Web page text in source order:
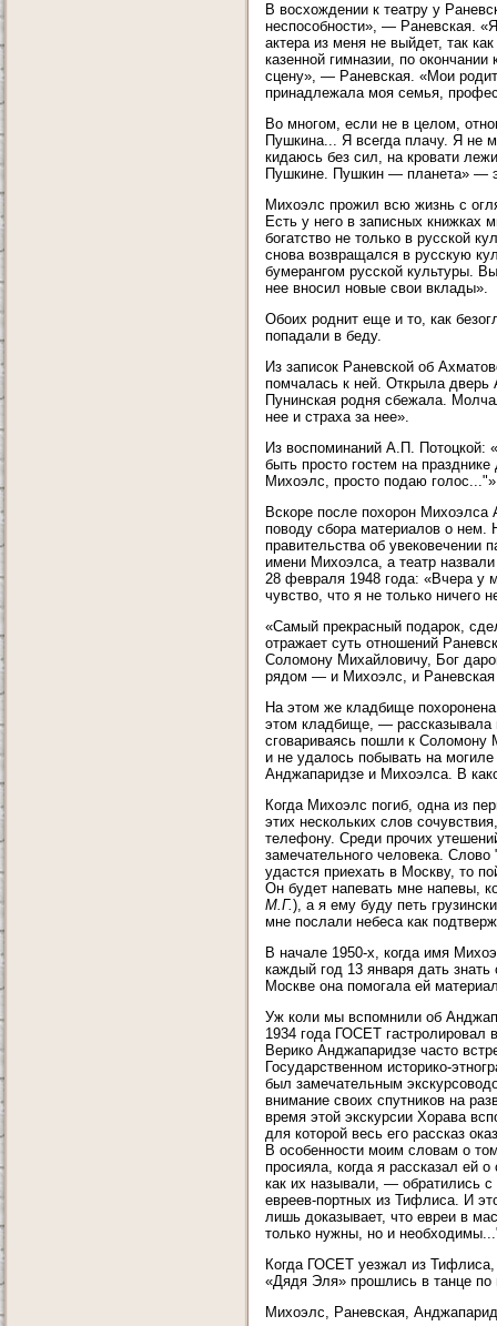
В восхождении к театру у
неспособности», — Раневская.
актера из меня не выйдет, так
казенной гимназии, по
сцену», — Раневская. «Мои
принадлежала моя семья,
Во многом, если не в целом,
Пушкина... Я всегда плачу. Я не
кидаюсь без сил, на кровати
Пушкине. Пушкин — планета» —
Михоэлс прожил всю жизнь с
Есть у него в записных
богатство не только в русской
снова возвращался в русскую
бумерангом русской культуры.
нее вносил новые свои вклады».
Обоих роднит еще и то, как
попадали в беду.
Из записок Раневской об
помчалась к ней. Открыла дверь
Пунинская родня сбежала.
нее и страха за нее».
Из воспоминаний А.П. Потоцкой:
быть просто гостем на
Михоэлс, просто подаю голос..."»
Вскоре после похорон
поводу сбора материалов о нем.
правительства об
имени Михоэлса, а театр
28 февраля 1948 года: «Вчера у
чувство, что я не только ничего
«Самый прекрасный подарок,
отражает суть отношений
Соломону Михайловичу, Бог
рядом — и Михоэлс, и Раневская
На этом же кладбище
этом кладбище, —
сговариваясь пошли к Соломону
и не удалось побывать на
Анджапаридзе и Михоэлса. В
Когда Михоэлс погиб, одна из
этих нескольких слов
телефону. Среди прочих
замечательного человека.
удастся приехать в Москву, то
Он будет напевать мне напевы,
М.Г.), а я ему буду петь
мне послали небеса как
В начале 1950-х, когда имя
каждый год 13 января дать
Москве она помогала ей
Уж коли мы вспомнили об
1934 года ГОСЕТ
Верико Анджапаридзе часто
Государственном историко-
был замечательным
внимание своих спутников на
время этой экскурсии Хорава
для которой весь его рассказ
В особенности моим словам о
просияла, когда я рассказал ей
как их называли, — обратились
евреев-портных из Тифлиса. И
лишь доказывает, что евреи в
только нужны, но и
Когда ГОСЕТ уезжал из
«Дядя Эля» прошлись в танце по
Михоэлс, Раневская,